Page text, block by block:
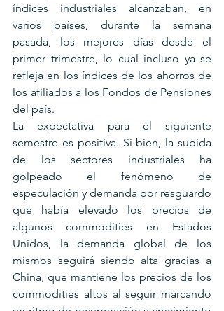
índices industriales alcanzaban, en
varios países, durante la semana
pasada, los mejores días desde el
primer trimestre, lo cual incluso ya se
refleja en los índices de los ahorros de
los afiliados a los Fondos de Pensiones
del país.
La expectativa para el siguiente
semestre es positiva. Si bien, la subida
de los sectores industriales ha
golpeado el fenómeno de
especulación y demanda por resguardo
que había elevado los precios de
algunos commodities en Estados
Unidos, la demanda global de los
mismos seguirá siendo alta gracias a
China, que mantiene los precios de los
commodities altos al seguir marcando